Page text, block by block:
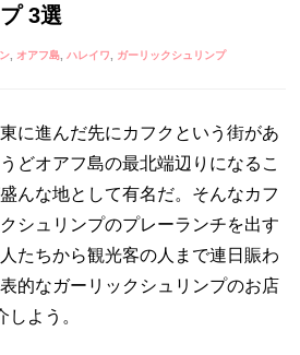
3選
オアフ島 ハレイワ ガーリックシュリンプ
に進んだ先にカフクという街があ
どオアフ島の最北端辺りになるこ
んな地として有名だ。そんなカフ
シュリンプのプレーランチを出す
たちから観光客の人まで連日賑わ
的なガーリックシュリンプのお店
よう。